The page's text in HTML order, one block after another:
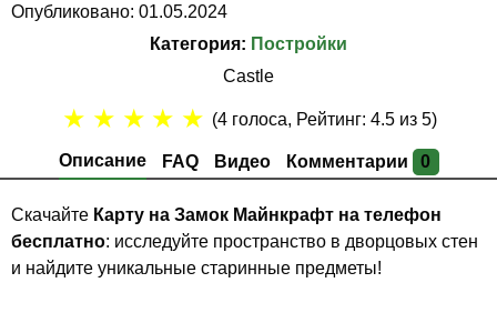
Опубликовано: 01.05.2024
Категория: Постройки
Castle
Описание FAQ Видео Комментарии 0
★ ★ ★ ★ ★ (4 голоса, Рейтинг:4.5 из 5)
Скачайте Карту на Замок Майнкрафт на телефон
бесплатно: исследуйте пространство в дворцовых стен
и найдите уникальные старинные предметы!